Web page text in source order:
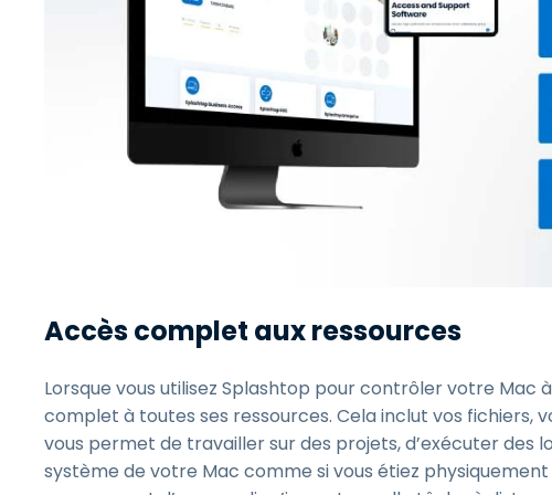
Accès complet aux ressources
Lorsque vous utilisez Splashtop pour contrôler votre Mac
complet à toutes ses ressources. Cela inclut vos fichiers,
vous permet de travailler sur des projets, d’exécuter des
système de votre Mac comme si vous étiez